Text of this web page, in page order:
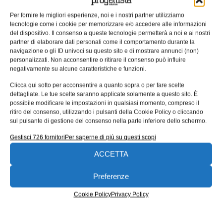
Per fornire le migliori esperienze, noi e i nostri partner utilizziamo
tecnologie come i cookie per memorizzare e/o accedere alle informazioni
del dispositivo. Il consenso a queste tecnologie permetterà a noi e ai nostri
partner di elaborare dati personali come il comportamento durante la
navigazione o gli ID univoci su questo sito e di mostrare annunci (non)
personalizzati. Non acconsentire o ritirare il consenso può influire
negativamente su alcune caratteristiche e funzioni.
Clicca qui sotto per acconsentire a quanto sopra o per fare scelte
dettagliate. Le tue scelte saranno applicate solamente a questo sito. È
possibile modificare le impostazioni in qualsiasi momento, compreso il
ritiro del consenso, utilizzando i pulsanti della Cookie Policy o cliccando
sul pulsante di gestione del consenso nella parte inferiore dello schermo.
Gestisci 726 fornitoriPer saperne di più su questi scopi
ACCETTA
Preferenze
Cookie PolicyPrivacy Policy
Ecco la versione industriale
dell’Internet delle cose secondo
Mitsubishi Electric
Mitsubishi Electric ha recentemente presentato soluzioni
di edge computing e il supporto per il cloud computing
con un vantaggio di